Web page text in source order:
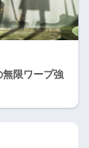
無限ワープ強